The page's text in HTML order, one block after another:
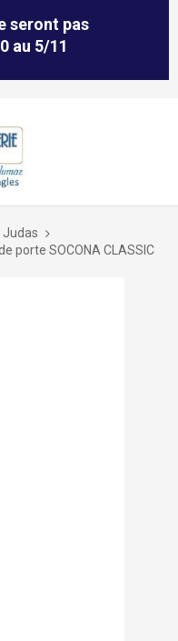
seront pas
au 5/11
Judas
porte SOCONA CLASSIC